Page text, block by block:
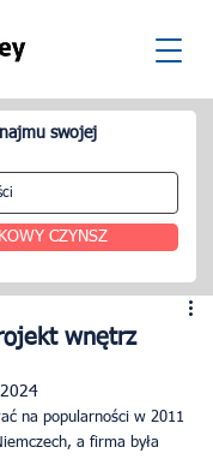
swojej
CZYNSZ
wnętrz
na popularności w 2011
a firma była